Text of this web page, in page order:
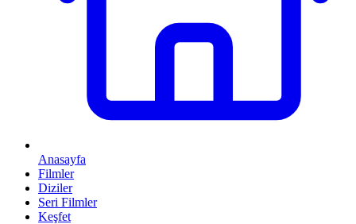
Anasayfa
Filmler
Diziler
Seri Filmler
Keşfet